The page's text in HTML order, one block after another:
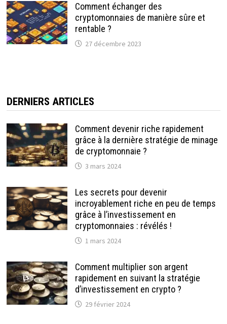
Comment échanger des
cryptomonnaies de manière sûre et
rentable ?
27 décembre 2023
DERNIERS ARTICLES
Comment devenir riche rapidement
grâce à la dernière stratégie de minage
de cryptomonnaie ?
3 mars 2024
Les secrets pour devenir
incroyablement riche en peu de temps
grâce à l’investissement en
cryptomonnaies : révélés !
1 mars 2024
Comment multiplier son argent
rapidement en suivant la stratégie
d’investissement en crypto ?
29 février 2024